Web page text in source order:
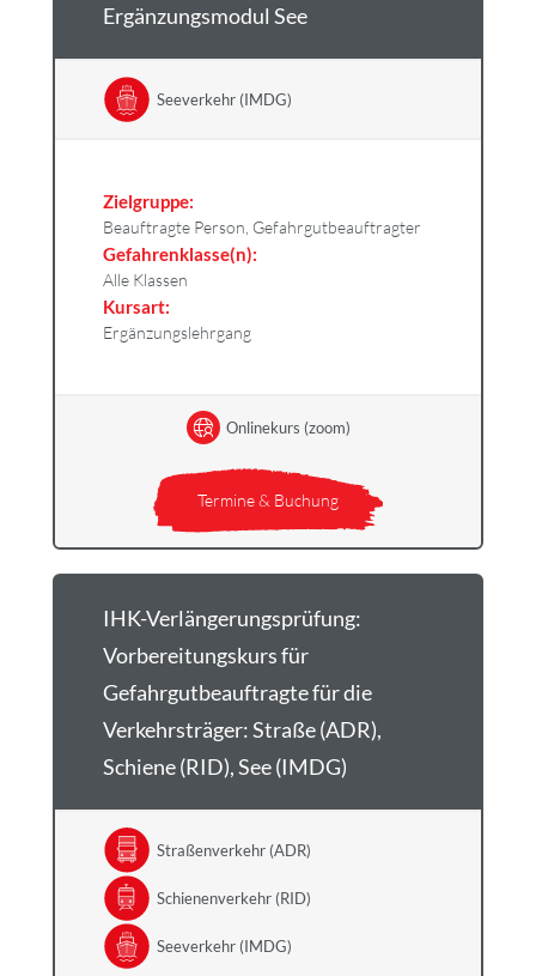
Ergänzungsmodul See
Seeverkehr (IMDG)
Zielgruppe:
Beauftragte Person, Gefahrgutbeauftragter
Gefahrenklasse(n):
Alle Klassen
Kursart:
Ergänzungslehrgang
Termine & Buchung
Onlinekurs (zoom)
IHK-Verlängerungsprüfung:
Vorbereitungskurs für
Gefahrgutbeauftragte für die
Verkehrsträger: Straße (ADR),
Schiene (RID), See (IMDG)
Straßenverkehr (ADR)
Schienenverkehr (RID)
Seeverkehr (IMDG)